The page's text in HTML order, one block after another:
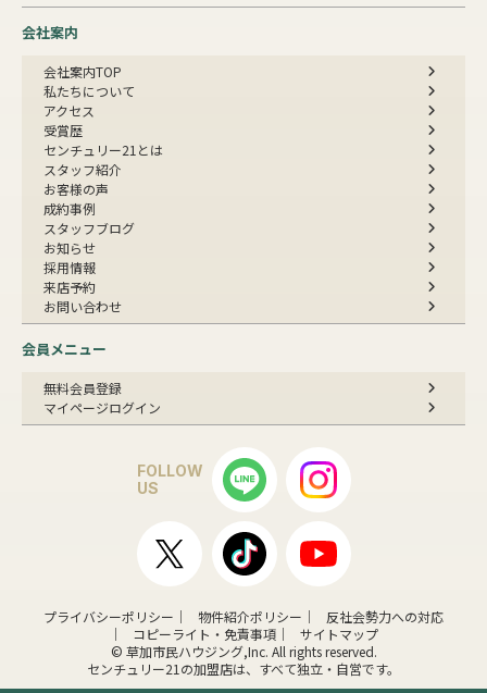
会社案内
会社案内TOP
私たちについて
アクセス
受賞歴
センチュリー21とは
スタッフ紹介
お客様の声
成約事例
スタッフブログ
お知らせ
採用情報
来店予約
お問い合わせ
会員メニュー
無料会員登録
マイページログイン
FOLLOW
US
プライバシーポリシー 物件紹介ポリシー
反社会勢力への対応
コピーライト・免責事項
サイトマップ
© 草加市民ハウジング,Inc. All rights reserved.
センチュリー21の加盟店は、すべて独立・自営です。